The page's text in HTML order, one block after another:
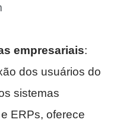
empresariais:
dos usuários do
sistemas
ERPs, oferece